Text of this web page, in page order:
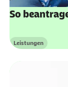
So
Kategorie
Leistungen